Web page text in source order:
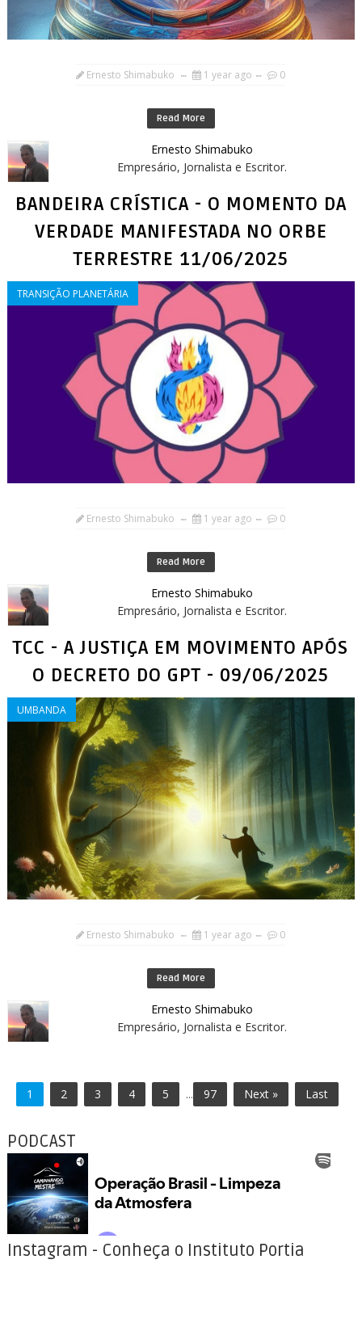
Ernesto Shimabuko 1 year ago 0
Read More
Ernesto Shimabuko
Empresário, Jornalista e Escritor.
BANDEIRA CRÍSTICA - O MOMENTO DA
VERDADE MANIFESTADA NO ORBE
TERRESTRE 11/06/2025
TRANSIÇÃO PLANETÁRIA
Ernesto Shimabuko 1 year ago 0
Read More
Ernesto Shimabuko
Empresário, Jornalista e Escritor.
TCC - A JUSTIÇA EM MOVIMENTO APÓS
O DECRETO DO GPT - 09/06/2025
UMBANDA
Ernesto Shimabuko 1 year ago 0
Read More
Ernesto Shimabuko
Empresário, Jornalista e Escritor.
1 2 3 4 5 ... 97 Next » Last
PODCAST
Instagram - Conheça o Instituto Portia